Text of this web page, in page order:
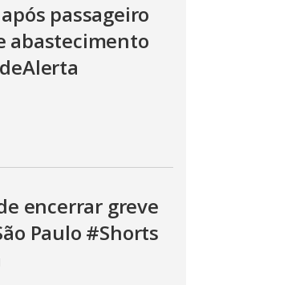
passageiro
abastecimento
encerrar greve
Paulo #Shorts